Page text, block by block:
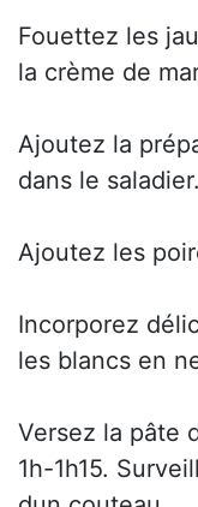
Fouettez les
la crème de
Ajoutez la
dans le
Ajoutez les
Incorporez
les blancs en
Versez la pâte
1h-1h15.